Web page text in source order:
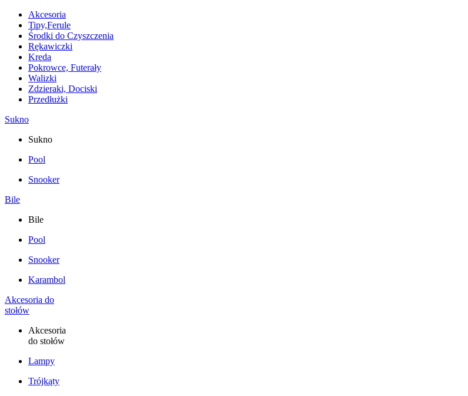
Akcesoria
Tipy,Ferule
Środki do Czyszczenia
Rękawiczki
Kreda
Pokrowce, Futerały
Walizki
Zdzieraki, Dociski
Przedłużki
Sukno
Sukno
Pool
Snooker
Bile
Bile
Pool
Snooker
Karambol
Akcesoria do
stołów
Akcesoria
do stołów
Lampy
Trójkąty